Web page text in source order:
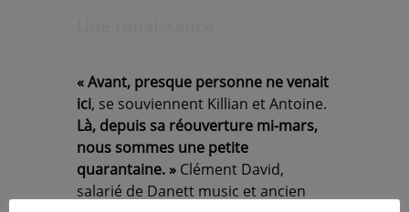
« Avant, presque personne ne venait
ici, se souviennent Killian et Antoine.
Là, depuis sa réouverture mi-mars,
nous sommes une petite
quarantaine. » Clément David,
salarié de Danett music et ancien